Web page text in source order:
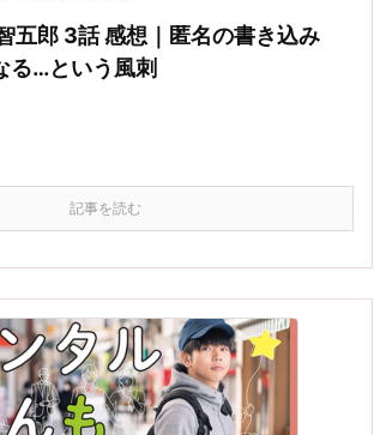
五郎 3話 感想｜匿名の書き込み
る…という風刺
記事を読む